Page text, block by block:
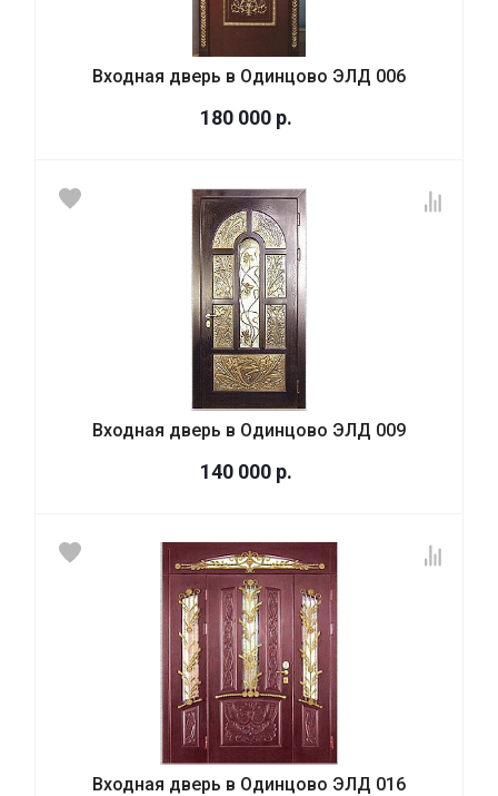
Входная дверь в Одинцово ЭЛД 006
180 000 р.
Входная дверь в Одинцово ЭЛД 009
140 000 р.
Входная дверь в Одинцово ЭЛД 016